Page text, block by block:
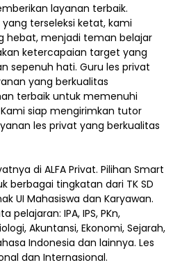
layanan terbaik.
terseleksi ketat, kami
hebat, menjadi teman belajar
ketercapaian target yang
sepenuh hati. Guru les privat
yang berkualitas
terbaik untuk memenuhi
siap mengirimkan tutor
les privat yang berkualitas
di ALFA Privat. Pilihan Smart
berbagai tingkatan dari TK SD
UI Mahasiswa dan Karyawan.
pelajaran: IPA, IPS, PKn,
Akuntansi, Ekonomi, Sejarah,
Indonesia dan lainnya. Les
dan Internasional.